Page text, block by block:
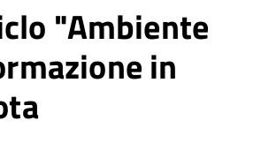
"Ambiente
in